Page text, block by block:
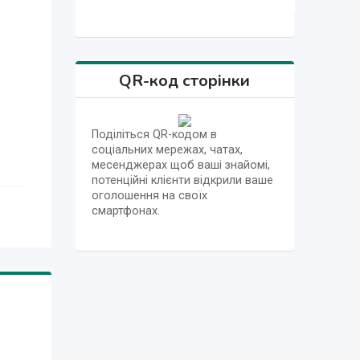
QR-код сторінки
Поділіться QR-кодом в
соціальних мережах, чатах,
месенджерах щоб ваші знайомі,
потенційні клієнти відкрили ваше
оголошення на своїх
смартфонах.